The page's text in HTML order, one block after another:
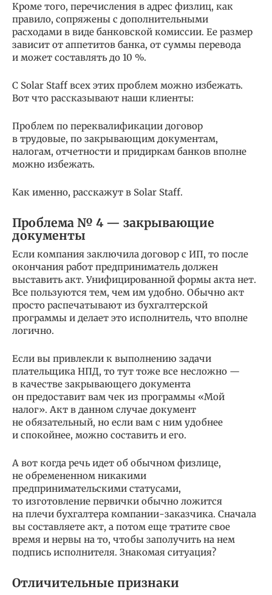
Кроме того, перечисления в адрес физлиц, как
правило, сопряжены с дополнительными
расходами в виде банковской комиссии. Ее размер
зависит от аппетитов банка, от суммы перевода
и может составлять до 10 %.
С Solar Staff всех этих проблем можно избежать.
Вот что рассказывают наши клиенты:
Проблем по переквалификации договор
в трудовые, по закрывающим документам,
налогам, отчетности и придиркам банков вполне
можно избежать.
Как именно, расскажут в Solar Staff.
Проблема № 4 — закрывающие
документы
Если компания заключила договор с ИП, то после
окончания работ предприниматель должен
выставить акт. Унифицированной формы акта нет.
Все пользуются тем, чем им удобно. Обычно акт
просто распечатывают из бухгалтерской
программы и делает это исполнитель, что вполне
логично.
Если вы привлекли к выполнению задачи
плательщика НПД, то тут тоже все несложно —
в качестве закрывающего документа
он предоставит вам чек из программы «Мой
налог». Акт в данном случае документ
не обязательный, но если вам с ним удобнее
и спокойнее, можно составить и его.
А вот когда речь идет об обычном физлице,
не обремененном никакими
предпринимательскими статусами,
то изготовление первички обычно ложится
на плечи бухгалтера компании-заказчика. Сначала
вы составляете акт, а потом еще тратите свое
время и нервы на то, чтобы заполучить на нем
подпись исполнителя. Знакомая ситуация?
Отличительные признаки